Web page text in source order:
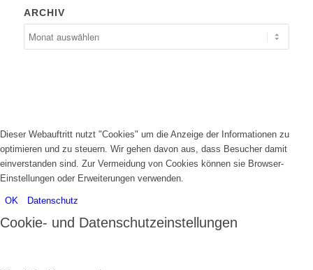
ARCHIV
Dieser Webauftritt nutzt "Cookies" um die Anzeige der Informationen zu
optimieren und zu steuern. Wir gehen davon aus, dass Besucher damit
einverstanden sind. Zur Vermeidung von Cookies können sie Browser-
Einstellungen oder Erweiterungen verwenden.
OK Datenschutz
Cookie- und Datenschutzeinstellungen